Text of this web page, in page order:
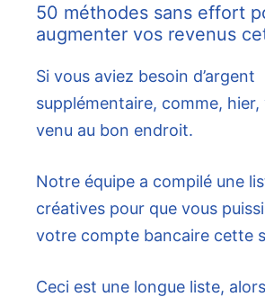
50 méthodes sans effort
augmenter vos revenus
Si vous aviez besoin d’argent
supplémentaire, comme, hier,
venu au bon endroit.
Notre équipe a compilé une
créatives pour que vous
votre compte bancaire cette
Ceci est une longue liste,